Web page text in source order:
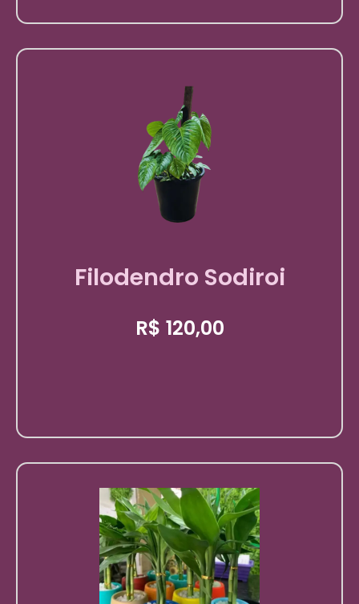
Filodendro Sodiroi
R$ 120,00